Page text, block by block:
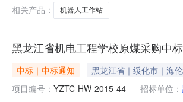
相关产品：
机器人工作站
黑龙江省机电工程学校原煤采购中
中标｜中标通知
黑龙江省｜绥化市｜海
项目编号： YZTC-HW-2015-44 招标单位：